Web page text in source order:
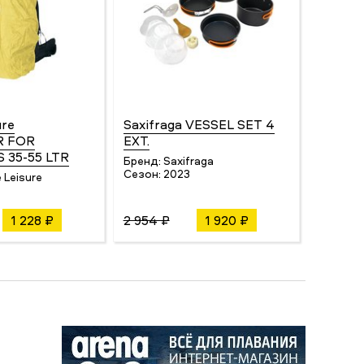
FOR
35-55 LTR
1 228 ₽
Saxifraga VESSEL SET 4
EXT.
Бренд: Saxifraga
Сезон: 2023
2 954 ₽ 1 920 ₽